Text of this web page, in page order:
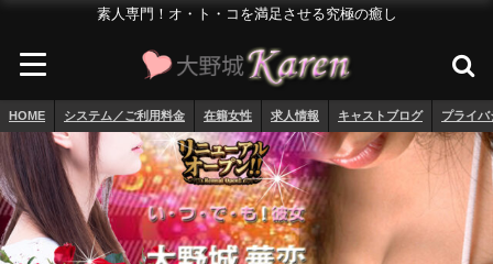
素人専門！オ・ト・コを満足させる究極の癒し
HOME システム／ご利用料金 在籍女性 求人情報 キャストブログ プライ